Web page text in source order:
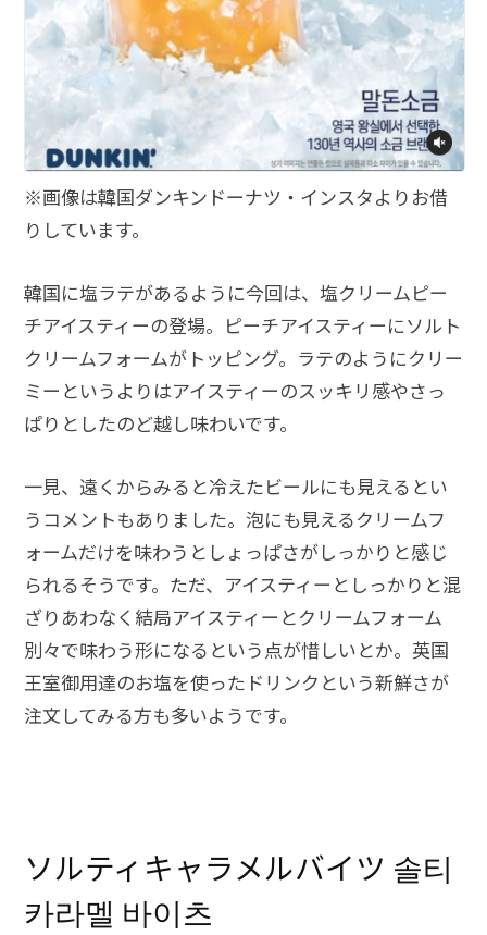
※画像は韓国ダンキンドーナツ・インスタよりお借
りしています。
韓国に塩ラテがあるように今回は、塩クリームピー
チアイスティーの登場。ピーチアイスティーにソルト
クリームフォームがトッピング。ラテのようにクリー
ミーというよりはアイスティーのスッキリ感やさっ
ぱりとしたのど越し味わいです。
一見、遠くからみると冷えたビールにも見えるとい
うコメントもありました。泡にも見えるクリームフ
ォームだけを味わうとしょっぱさがしっかりと感じ
られるそうです。ただ、アイスティーとしっかりと混
ざりあわなく結局アイスティーとクリームフォーム
別々で味わう形になるという点が惜しいとか。英国
王室御用達のお塩を使ったドリンクという新鮮さが
注文してみる方も多いようです。
ソルティキャラメルバイツ 솔티
카라멜 바이츠